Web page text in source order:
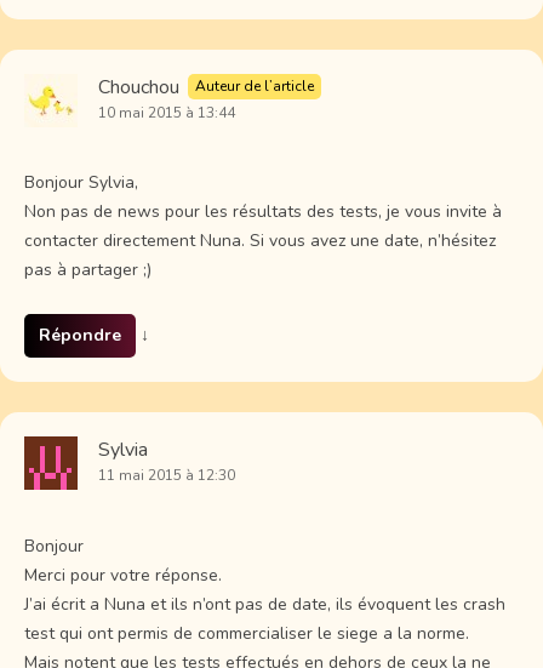
Chouchou
Auteur de l’article
10 mai 2015 à 13:44
Bonjour Sylvia,
Non pas de news pour les résultats des tests, je vous invite à
contacter directement Nuna. Si vous avez une date, n’hésitez
pas à partager ;)
Répondre ↓
Sylvia
11 mai 2015 à 12:30
Bonjour
Merci pour votre réponse.
J’ai écrit a Nuna et ils n’ont pas de date, ils évoquent les crash
test qui ont permis de commercialiser le siege a la norme.
Mais notent que les tests effectués en dehors de ceux la ne